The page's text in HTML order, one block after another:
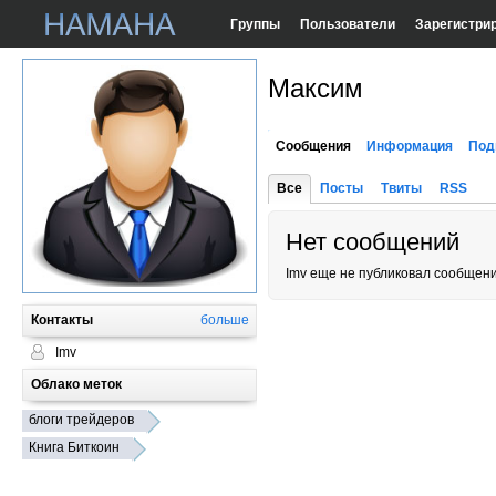
Группы Пользователи
Контакты больше
Imv
Облако меток
блоги трейдеров
Книга Биткоин
Максим
Сообщения Информация
Все Посты Твиты RSS
Нет сообщений
Imv еще не публиковал